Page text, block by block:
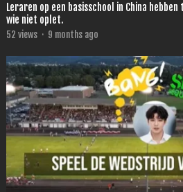
Leraren op een basisschool in China
wie niet oplet.
52 views · 9 months ago